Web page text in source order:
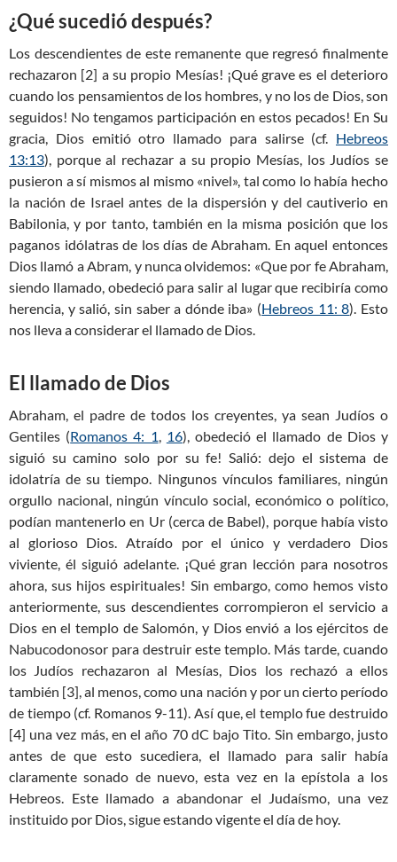
¿Qué sucedió después?
Los descendientes de este remanente que regresó finalmente
rechazaron [2] a su propio Mesías! ¡Qué grave es el deterioro
cuando los pensamientos de los hombres, y no los de Dios, son
seguidos! No tengamos participación en estos pecados! En Su
gracia, Dios emitió otro llamado para salirse (cf. Hebreos
13:13), porque al rechazar a su propio Mesías, los Judíos se
pusieron a sí mismos al mismo «nivel», tal como lo había hecho
la nación de Israel antes de la dispersión y del cautiverio en
Babilonia, y por tanto, también en la misma posición que los
paganos idólatras de los días de Abraham. En aquel entonces
Dios llamó a Abram, y nunca olvidemos: «Que por fe Abraham,
siendo llamado, obedeció para salir al lugar que recibiría como
herencia, y salió, sin saber a dónde iba» (Hebreos 11: 8). Esto
nos lleva a considerar el llamado de Dios.
El llamado de Dios
Abraham, el padre de todos los creyentes, ya sean Judíos o
Gentiles (Romanos 4: 1, 16), obedeció el llamado de Dios y
siguió su camino solo por su fe! Salió: dejo el sistema de
idolatría de su tiempo. Ningunos vínculos familiares, ningún
orgullo nacional, ningún vínculo social, económico o político,
podían mantenerlo en Ur (cerca de Babel), porque había visto
al glorioso Dios. Atraído por el único y verdadero Dios
viviente, él siguió adelante. ¡Qué gran lección para nosotros
ahora, sus hijos espirituales! Sin embargo, como hemos visto
anteriormente, sus descendientes corrompieron el servicio a
Dios en el templo de Salomón, y Dios envió a los ejércitos de
Nabucodonosor para destruir este templo. Más tarde, cuando
los Judíos rechazaron al Mesías, Dios los rechazó a ellos
también [3], al menos, como una nación y por un cierto período
de tiempo (cf. Romanos 9-11). Así que, el templo fue destruido
[4] una vez más, en el año 70 dC bajo Tito. Sin embargo, justo
antes de que esto sucediera, el llamado para salir había
claramente sonado de nuevo, esta vez en la epístola a los
Hebreos. Este llamado a abandonar el Judaísmo, una vez
instituido por Dios, sigue estando vigente el día de hoy.